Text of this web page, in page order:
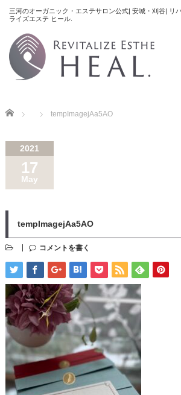
Home tempImagejAa5AO
2021
17
May
tempImagejAa5AO
コメントを書く